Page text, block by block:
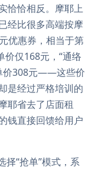
恰恰相反。摩耶上
经比很多高端按摩
优惠券，相当于第
价仅168元，“通络
价308元——这些价
是经过严格培训的
耶省去了店面租
钱直接回馈给用户
择“抢单”模式，系